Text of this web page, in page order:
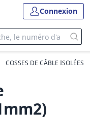
Connexion
COSSES DE CÂBLE ISOLÉES